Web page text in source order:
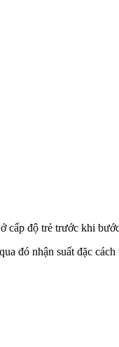
độ trẻ trước khi
đó nhận suất đặc